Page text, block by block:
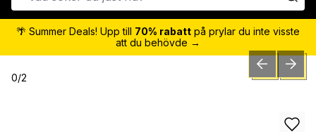
🌴 Summer Deals! Upp till 70% rabatt på prylar du inte visste
att du behövde →
0/2 PREVIOUSNEXT